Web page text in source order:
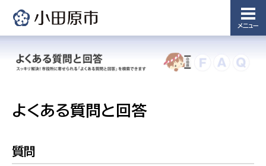
メニュー
よくある質問と回答
質問